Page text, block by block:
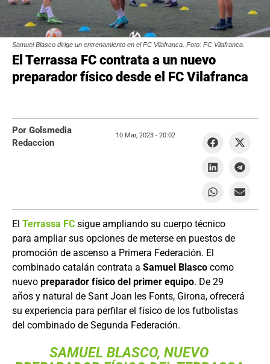
Samuel Blasco dirige un entrenamiento en el FC Vilafranca. Foto: FC Vilafranca.
El Terrassa FC contrata a un nuevo
preparador físico desde el FC Vilafranca
El Terrassa FC sigue ampliando su cuerpo técnico
para ampliar sus opciones de meterse en puestos de
promoción de ascenso a Primera Federación. El
combinado catalán contrata a Samuel Blasco como
nuevo preparador físico del primer equipo. De 29
años y natural de Sant Joan les Fonts, Girona, ofrecerá
su experiencia para perfilar el físico de los futbolistas
del combinado de Segunda Federación.
SAMUEL BLASCO, NUEVO
Por Golsmedia
Redaccion
10 Mar, 2023 - 20:02